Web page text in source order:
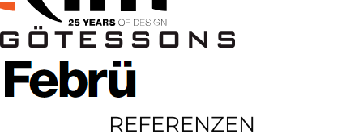
REFERENZEN